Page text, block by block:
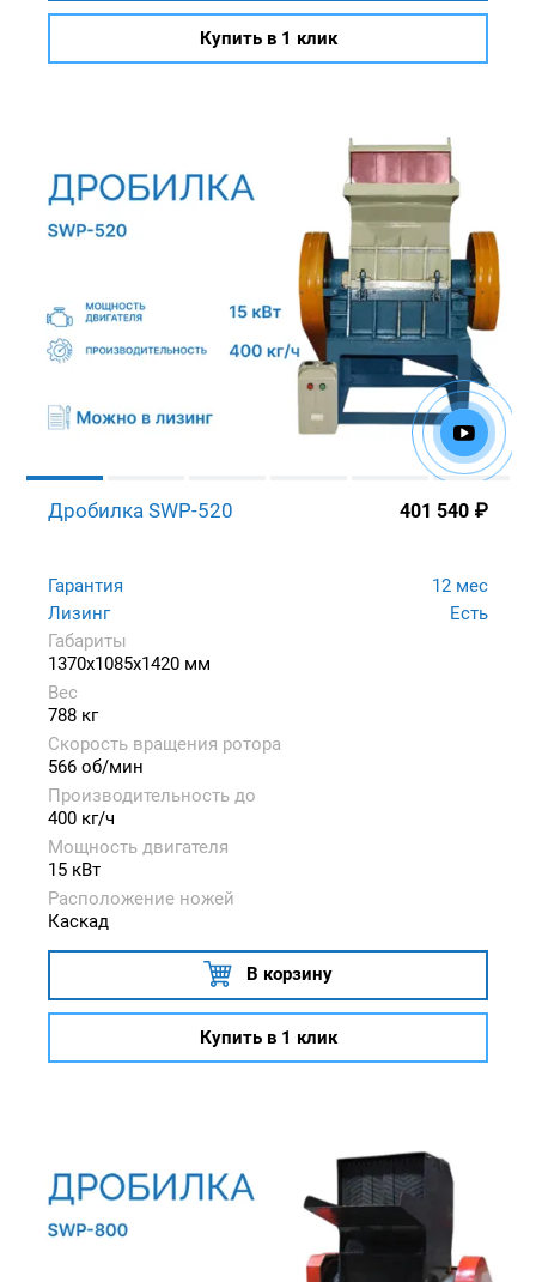
Купить в 1 клик
Дробилка SWP-520 401 540 ₽
Гарантия
12 мес
Лизинг
Есть
Габариты
1370x1085x1420 мм
Вес
788 кг
Скорость вращения ротора
566 об/мин
Производительность до
400 кг/ч
Мощность двигателя
15 кВт
Расположение ножей
Каскад
В корзину
Купить в 1 клик